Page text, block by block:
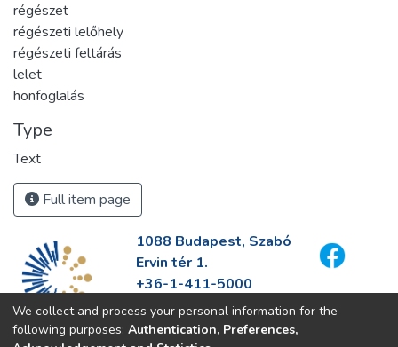
régészet
régészeti lelőhely
régészeti feltárás
lelet
honfoglalás
Type
Text
Full item page
1088 Budapest, Szabó
Ervin tér 1.
+36-1-411-5000
info@fszek.hu
https://fszek.hu
We collect and process your personal information for the
following purposes: Authentication, Preferences,